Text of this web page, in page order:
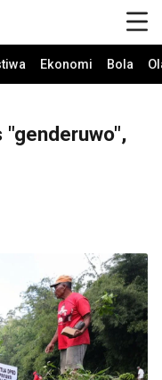
Ekonomi Bola